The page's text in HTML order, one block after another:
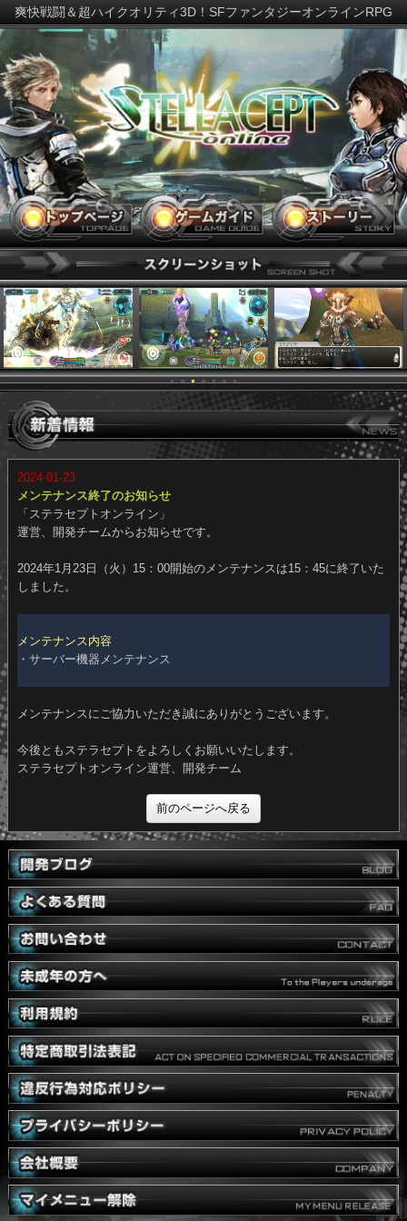
爽快戦闘＆超ハイクオリティ3D！SFファンタジーオンライン
2024-01-23
メンテナンス終了のお知らせ
運営、開発チームからお知らせです。
2024年1月23日（火）15：00開始のメンテナンスは15：45に終了い
メンテナンス内容
・サーバー機器メンテナンス
メンテナンスにご協力いただき誠にありがとうございます。
今後ともステラセプトをよろしくお願いいたします。
ステラセプトオンライン運営、開発チーム